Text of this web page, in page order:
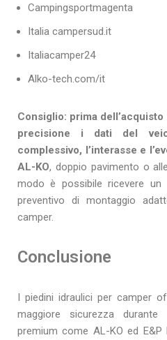
Campingsportmagenta
Italia campersud.it
Italiacamper24
Alko-tech.com/it
Consiglio: prima
precisione i dati del
complessivo, l’interasse e
AL-KO, doppio pavimento o
modo è possibile ricevere
preventivo di montaggio
camper.
Conclusione
I piedini idraulici per camper
maggiore sicurezza
premium come AL-KO ed